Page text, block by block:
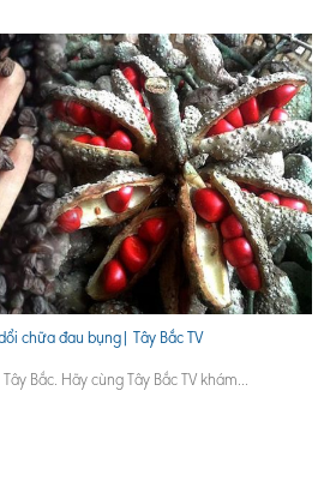
chữa đau bụng| Tây Bắc TV
Bắc. Hãy cùng Tây Bắc TV khám...